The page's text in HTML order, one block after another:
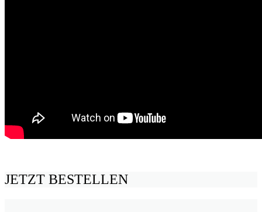
JETZT BESTELLEN